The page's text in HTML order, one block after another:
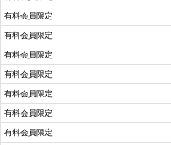
有料会員限定
有料会員限定
有料会員限定
有料会員限定
有料会員限定
有料会員限定
有料会員限定